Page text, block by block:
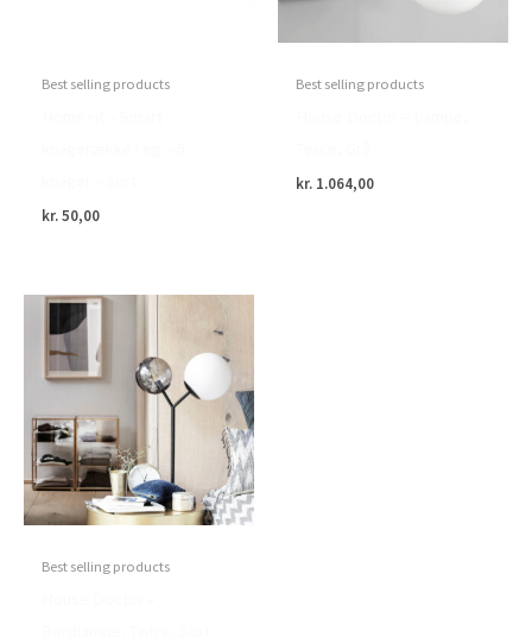
Best selling products
kr.50,00
Best selling products
kr. 1.064,00
Best selling products